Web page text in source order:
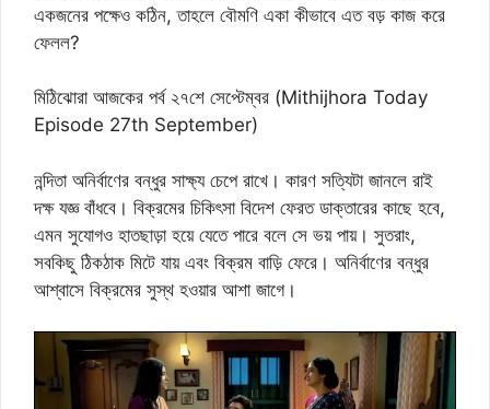
একজনের পক্ষেও কঠিন, তাহলে বৌমণি একা কীভাবে এত বড় কাজ করে
ফেলল?
মিঠিঝোরা আজকের পর্ব ২৭শে সেপ্টেম্বর (Mithijhora Today
Episode 27th September)
নন্দিতা অনির্বাণের বন্ধুর সাক্ষ্য চেপে রাখে। কারণ সত্যিটা জানলে রাই
দক্ষ যজ্ঞ বাঁধবে। বিক্রমের চিকিৎসা বিদেশ ফেরত ডাক্তারের কাছে হবে,
এমন সুযোগও হাতছাড়া হয়ে যেতে পারে বলে সে ভয় পায়। সুতরাং,
সবকিছু ঠিকঠাক মিটে যায় এবং বিক্রম বাড়ি ফেরে। অনির্বাণের বন্ধুর
আশ্বাসে বিক্রমের সুস্থ হওয়ার আশা জাগে।